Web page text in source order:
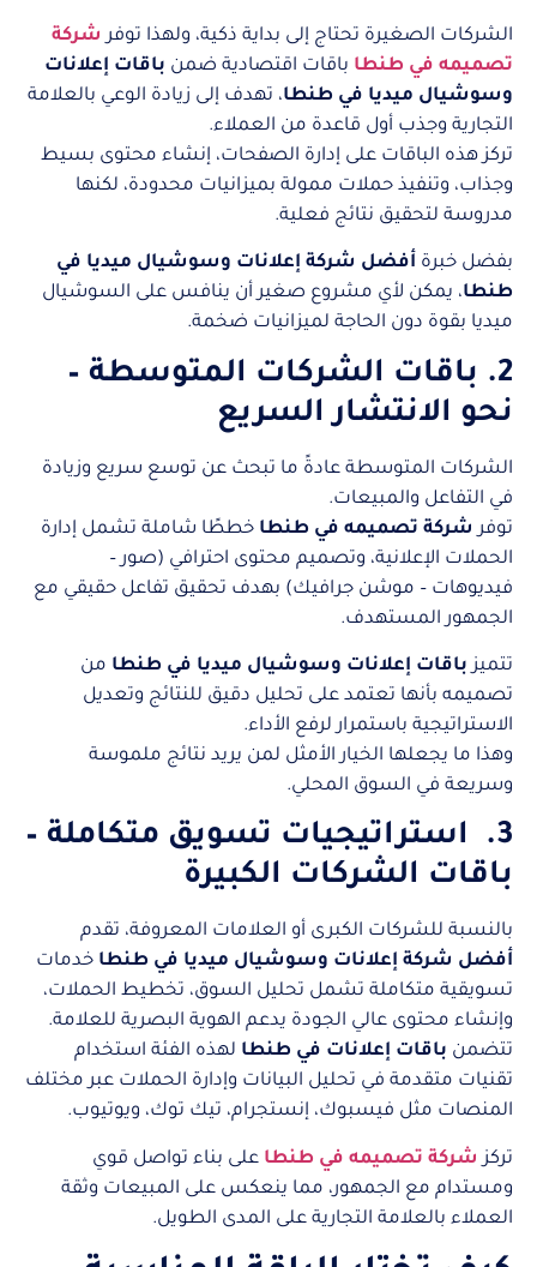
الشركات الصغيرة تحتاج إلى بداية ذكية، ولهذا توفر شركة
تصميمه في طنطا باقات اقتصادية ضمن باقات إعلانات
وسوشيال ميديا في طنطا، تهدف إلى زيادة الوعي بالعلامة
التجارية وجذب أول قاعدة من العملاء.
تركز هذه الباقات على إدارة الصفحات، إنشاء محتوى بسيط
وجذاب، وتنفيذ حملات ممولة بميزانيات محدودة، لكنها
مدروسة لتحقيق نتائج فعلية.
بفضل خبرة أفضل شركة إعلانات وسوشيال ميديا في
طنطا، يمكن لأي مشروع صغير أن ينافس على السوشيال
ميديا بقوة دون الحاجة لميزانيات ضخمة.
2. باقات الشركات المتوسطة –
نحو الانتشار السريع
الشركات المتوسطة عادةً ما تبحث عن توسع سريع وزيادة
في التفاعل والمبيعات.
توفر شركة تصميمه في طنطا خططًا شاملة تشمل إدارة
الحملات الإعلانية، وتصميم محتوى احترافي (صور –
فيديوهات – موشن جرافيك) بهدف تحقيق تفاعل حقيقي مع
الجمهور المستهدف.
تتميز باقات إعلانات وسوشيال ميديا في طنطا من
تصميمه بأنها تعتمد على تحليل دقيق للنتائج وتعديل
الاستراتيجية باستمرار لرفع الأداء.
وهذا ما يجعلها الخيار الأمثل لمن يريد نتائج ملموسة
وسريعة في السوق المحلي.
3. استراتيجيات تسويق متكاملة –
باقات الشركات الكبيرة
بالنسبة للشركات الكبرى أو العلامات المعروفة، تقدم
أفضل شركة إعلانات وسوشيال ميديا في طنطا خدمات
تسويقية متكاملة تشمل تحليل السوق، تخطيط الحملات،
وإنشاء محتوى عالي الجودة يدعم الهوية البصرية للعلامة.
تتضمن باقات إعلانات في طنطا لهذه الفئة استخدام
تقنيات متقدمة في تحليل البيانات وإدارة الحملات عبر مختلف
المنصات مثل فيسبوك، إنستجرام، تيك توك، ويوتيوب.
تركز شركة تصميمه في طنطا على بناء تواصل قوي
ومستدام مع الجمهور، مما ينعكس على المبيعات وثقة
العملاء بالعلامة التجارية على المدى الطويل.